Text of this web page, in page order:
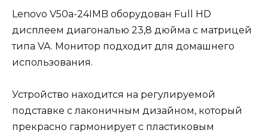
Lenovo V50a-24IMB оборудован Full HD
дисплеем диагональю 23,8 дюйма с матрицей
типа VA. Монитор подходит для домашнего
использования.
Устройство находится на регулируемой
подставке с лаконичным дизайном, который
прекрасно гармонирует с пластиковым